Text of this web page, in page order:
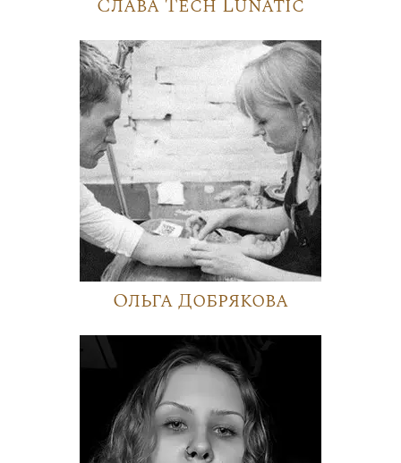
Ольга Добрякова